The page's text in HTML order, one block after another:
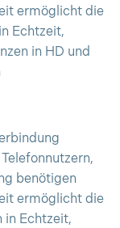
ermöglicht die
Echtzeit,
in HD und
benötigen
ermöglicht die
in Echtzeit,